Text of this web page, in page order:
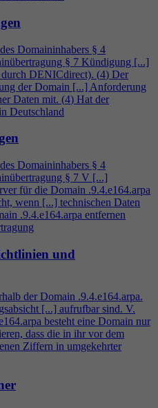
Domaininhabers § 4
§ 7 Kündigung [...]
DENICdirect). (4) Der
der Domain [...] Anforderung
Daten mit. (4) Hat der
Deutschland
Domaininhabers § 4
§ 7 V [...]
für die Domain .9.4.e164.arpa
wenn [...] technischen Daten
.9.4.e164.arpa entfernen
und
der Domain .9.4.e164.arpa.
[...] aufrufbar sind. V.
besteht eine Domain nur
dass die in ihr vor dem
Ziffern in umgekehrter